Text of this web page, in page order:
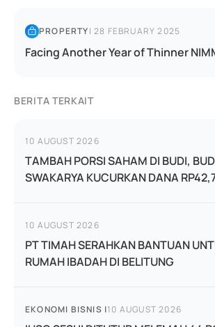
PROPERTY|28 FEBRUARY 2025
Facing Another Year of Thinner
BERITA TERKAIT
10 AUGUST 2026
TAMBAH PORSI SAHAM DI BUDI,
SWAKARYA KUCURKAN DANA
10 AUGUST 2026
PT TIMAH SERAHKAN BANTUAN
RUMAH IBADAH DI BELITUNG
EKONOMI BISNIS |10 AUGUST 2026